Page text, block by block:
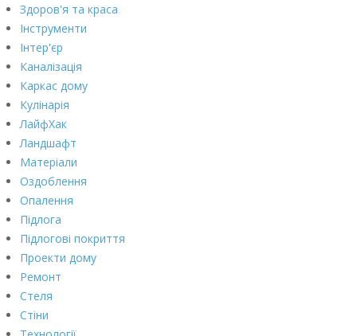
Здоров'я та краса
Інструменти
Інтер'єр
Каналізація
Каркас дому
Кулінарія
ЛайфХак
Ландшафт
Матеріали
Оздоблення
Опалення
Підлога
Підлогові покриття
Проекти дому
Ремонт
Стеля
Стіни